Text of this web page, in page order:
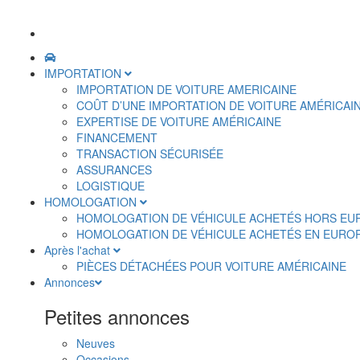
IMPORTATION
IMPORTATION DE VOITURE AMERICAINE
COÛT D’UNE IMPORTATION DE VOITURE
EXPERTISE DE VOITURE AMÉRICAINE
FINANCEMENT
TRANSACTION SÉCURISÉE
ASSURANCES
LOGISTIQUE
HOMOLOGATION
HOMOLOGATION DE VÉHICULE ACHETÉS HORS
HOMOLOGATION DE VÉHICULE ACHETÉS EN
Après l'achat
PIÈCES DÉTACHÉES POUR VOITURE AMÉRICAINE
Annonces
Petites annonces
Neuves